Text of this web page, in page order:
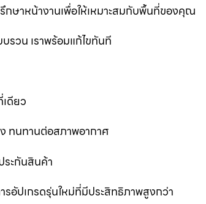
กษาหน้างานเพื่อให้เหมาะสมกับพื้นที่ของคุณ
รวน เราพร้อมแก้ไขทันที
ดียว
ทนทานต่อสภาพอากาศ
ระกันสินค้า
อัปเกรดรุ่นใหม่ที่มีประสิทธิภาพสูงกว่า